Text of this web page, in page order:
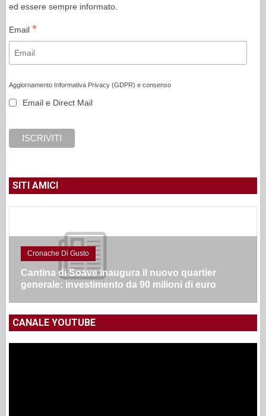
ed essere sempre informato.
Email *
Aggiornamento Informativa Privacy (GDPR) e consenso
Email e Direct Mail
SITI AMICI
Cronache Di Gusto
Cantina di Soave inaugura il nuovo quartier
generale: investimento da 90 milioni di euro
CANALE YOUTUBE